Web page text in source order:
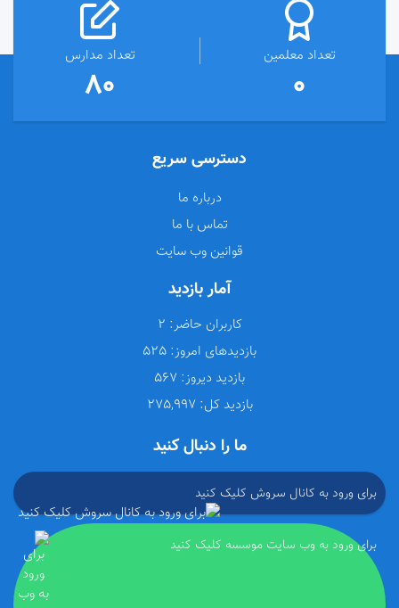
تعداد معلمین
0
تعداد مدارس
80
دسترسی سریع
درباره ما
تماس با ما
قوانین وب سایت
آمار بازدید
کاربران حاضر:
بازدیدهای امروز:
بازدید دیروز:
بازدید کل: 275,997
ما را دنبال کنید
برای ورود به کانال سروش کلیک کنید
برای ورود به وب سایت موسسه کلیک کنید